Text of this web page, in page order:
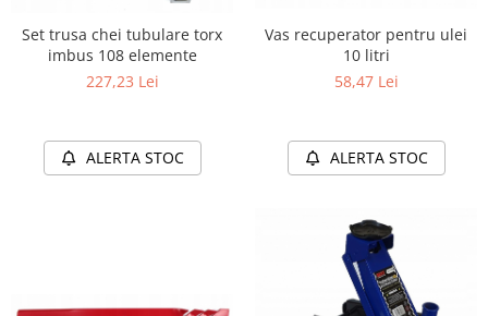
Set trusa chei tubulare torx
imbus 108 elemente
227,23 Lei
ALERTA STOC
Vas recuperator pentru ulei
10 litri
58,47 Lei
ALERTA STOC